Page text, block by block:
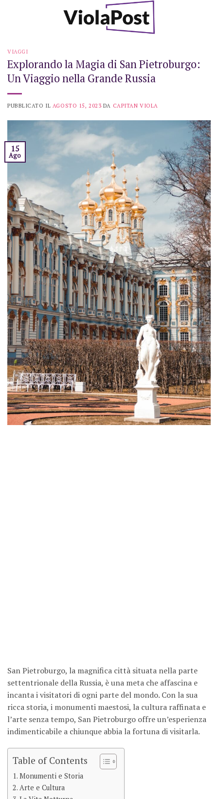
VIAGGI
Explorando la Magia di San Pietroburgo:
Un Viaggio nella Grande Russia
PUBBLICATO IL AGOSTO 15, 2023 DA CAPITAN VIOLA
15
Ago
San Pietroburgo, la magnifica città situata nella parte
settentrionale della Russia, è una meta che affascina e
incanta i visitatori di ogni parte del mondo. Con la sua
ricca storia, i monumenti maestosi, la cultura raffinata e
l’arte senza tempo, San Pietroburgo offre un’esperienza
indimenticabile a chiunque abbia la fortuna di visitarla.
Table of Contents
Monumenti e Storia
Arte e Cultura